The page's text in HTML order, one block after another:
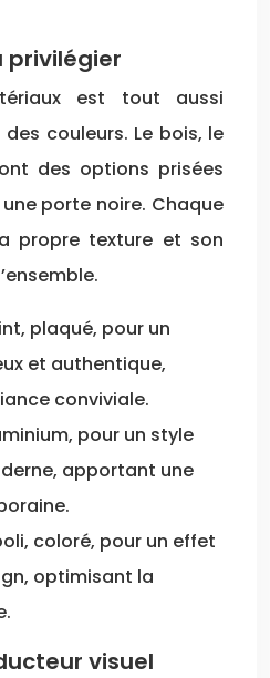
privilégier
est tout aussi
couleurs. Le bois, le
des options prisées
porte noire. Chaque
propre texture et son
plaqué, pour un
et authentique,
conviviale.
pour un style
apportant une
coloré, pour un effet
optimisant la
visuel